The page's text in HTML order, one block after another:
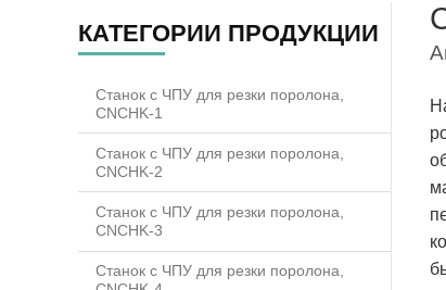
КАТЕГОРИИ ПРОДУКЦИИ
Станок с ЧПУ для резки поролона,
CNCHK-1
Станок с ЧПУ для резки поролона,
CNCHK-2
Станок с ЧПУ для резки поролона,
CNCHK-3
Станок с ЧПУ для резки поролона,